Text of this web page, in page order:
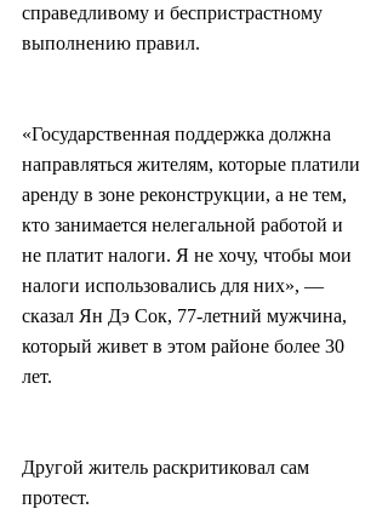
справедливому и беспристрастному
выполнению правил.
«Государственная поддержка должна
направляться жителям, которые платили
аренду в зоне реконструкции, а не тем,
кто занимается нелегальной работой и
не платит налоги. Я не хочу, чтобы мои
налоги использовались для них», —
сказал Ян Дэ Сок, 77-летний мужчина,
который живет в этом районе более 30
лет.
Другой житель раскритиковал сам
протест.